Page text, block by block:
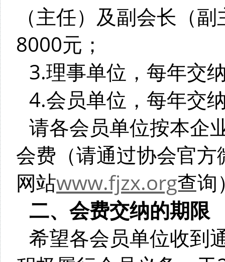
（主任）及副会长（
8000元；
3.理事单位，每年交
4.会员单位，每年交
请各会员单位按本企
会费（请通过协会官方
网站www.fjzx.org查询
二、会费交纳的期限
希望各会员单位收到